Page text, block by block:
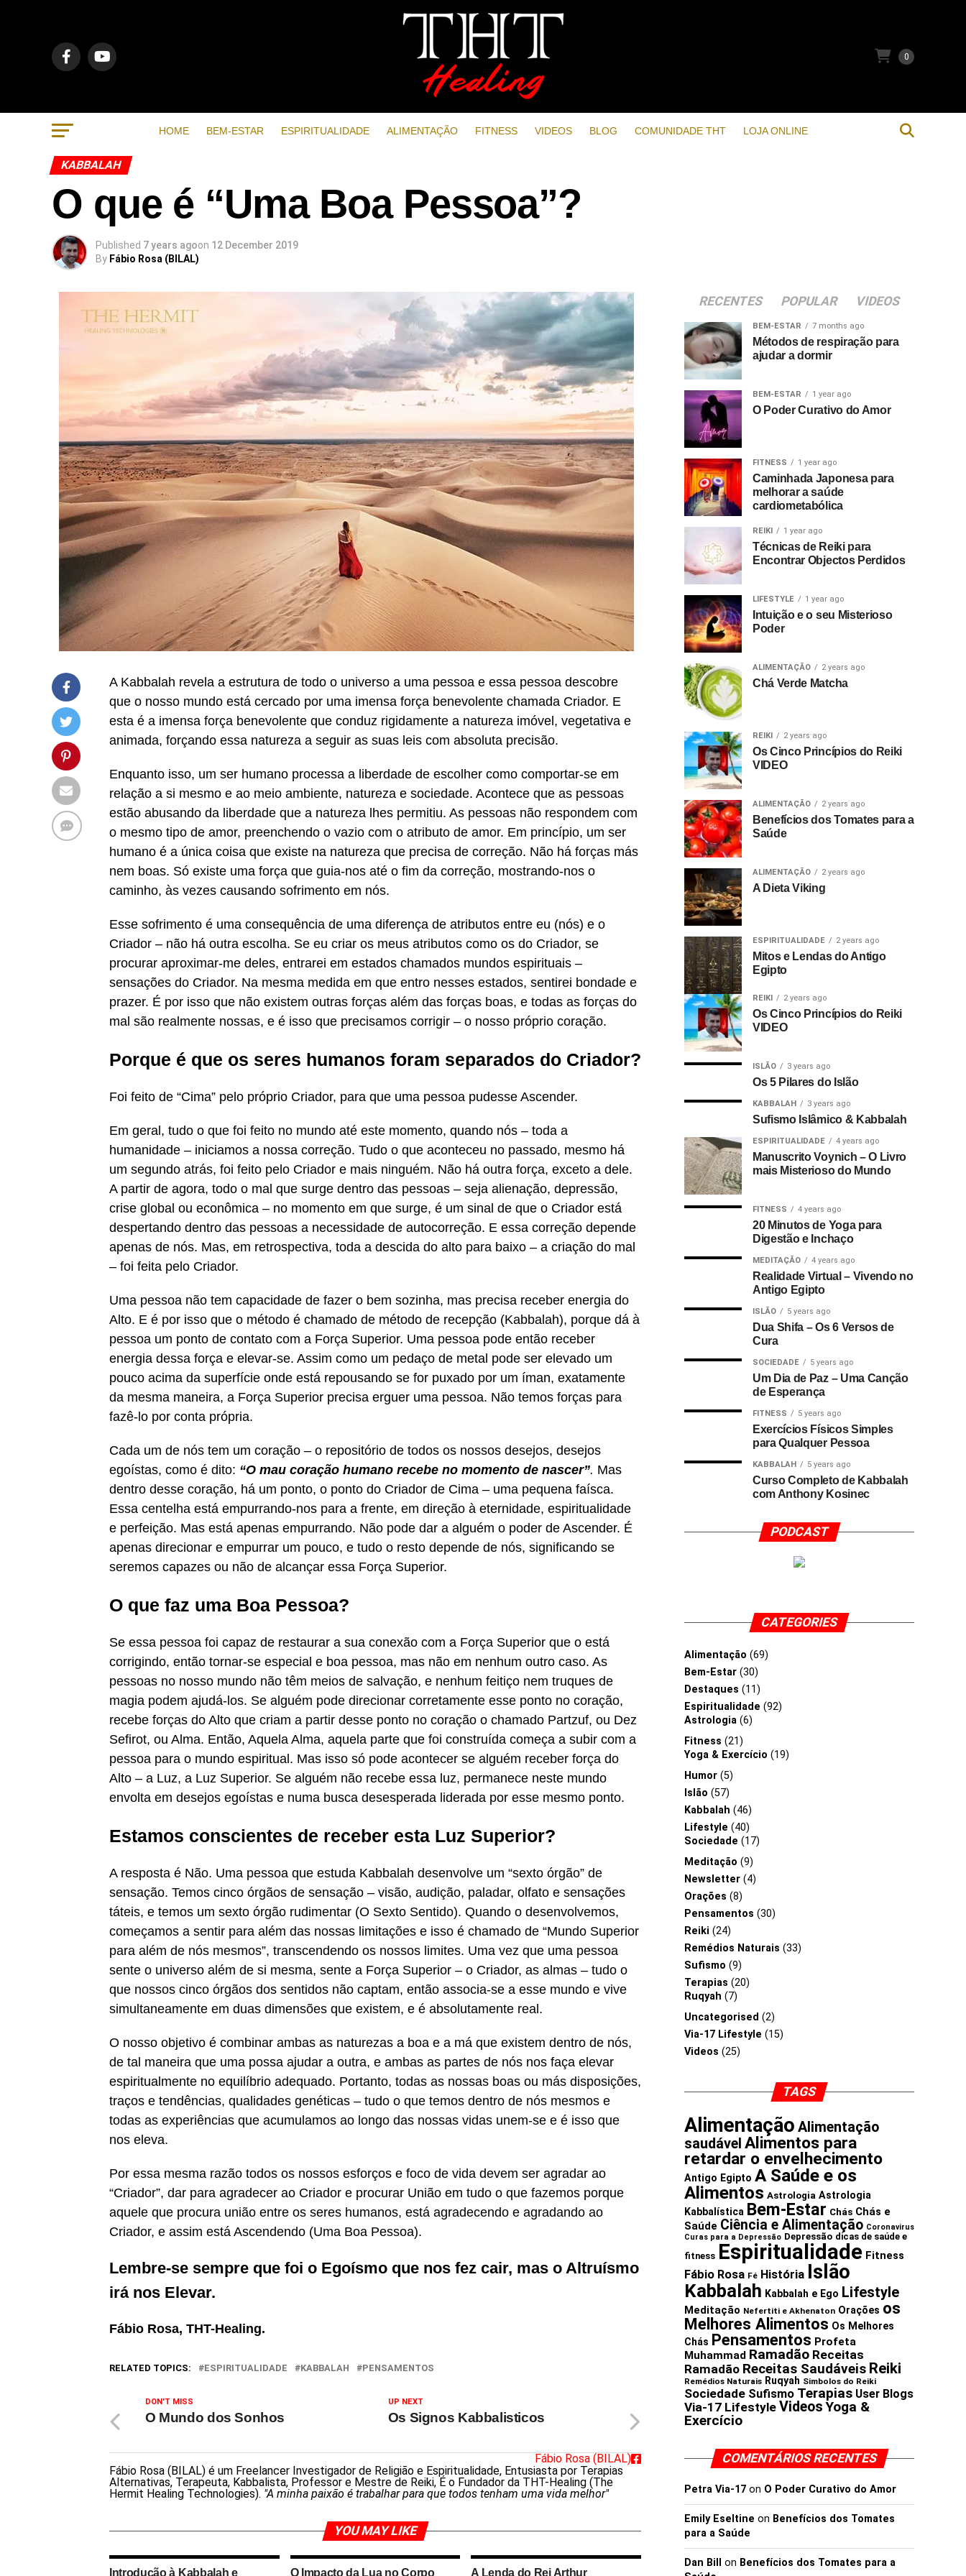
0
HOME BEM-ESTAR ESPIRITUALIDADE ALIMENTAÇÃO FITNESS VIDEOS BLOG COMUNIDADE THT LOJA ONLINE
KABBALAH
O que é “Uma Boa Pessoa”?
Published 7 years agoon 12 December 2019
By Fábio Rosa (BILAL)
A Kabbalah revela a estrutura de todo o universo a uma pessoa e essa pessoa descobre
que o nosso mundo está cercado por uma imensa força benevolente chamada Criador. E
esta é a imensa força benevolente que conduz rigidamente a natureza imóvel, vegetativa e
animada, forçando essa natureza a seguir as suas leis com absoluta precisão.
Enquanto isso, um ser humano processa a liberdade de escolher como comportar-se em
relação a si mesmo e ao meio ambiente, natureza e sociedade. Acontece que as pessoas
estão abusando da liberdade que a natureza lhes permitiu. As pessoas não respondem com
o mesmo tipo de amor, preenchendo o vazio com o atributo de amor. Em princípio, um ser
humano é a única coisa que existe na natureza que precisa de correção. Não há forças más
nem boas. Só existe uma força que guia-nos até o fim da correção, mostrando-nos o
caminho, às vezes causando sofrimento em nós.
Esse sofrimento é uma consequência de uma diferença de atributos entre eu (nós) e o
Criador – não há outra escolha. Se eu criar os meus atributos como os do Criador, se
procurar aproximar-me deles, entrarei em estados chamados mundos espirituais –
sensações do Criador. Na mesma medida em que entro nesses estados, sentirei bondade e
prazer. É por isso que não existem outras forças além das forças boas, e todas as forças do
mal são realmente nossas, e é isso que precisamos corrigir – o nosso próprio coração.
Porque é que os seres humanos foram separados do Criador?
Foi feito de “Cima” pelo próprio Criador, para que uma pessoa pudesse Ascender.
Em geral, tudo o que foi feito no mundo até este momento, quando nós – toda a
humanidade – iniciamos a nossa correção. Tudo o que aconteceu no passado, mesmo há
um segundo atrás, foi feito pelo Criador e mais ninguém. Não há outra força, exceto a dele.
A partir de agora, todo o mal que surge dentro das pessoas – seja alienação, depressão,
crise global ou econômica – no momento em que surge, é um sinal de que o Criador está
despertando dentro das pessoas a necessidade de autocorreção. E essa correção depende
apenas de nós. Mas, em retrospectiva, toda a descida do alto para baixo – a criação do mal
– foi feita pelo Criador.
Uma pessoa não tem capacidade de fazer o bem sozinha, mas precisa receber energia do
Alto. E é por isso que o método é chamado de método de recepção (Kabbalah), porque dá à
pessoa um ponto de contato com a Força Superior. Uma pessoa pode então receber
energia dessa força e elevar-se. Assim como um pedaço de metal pode ser elevado um
pouco acima da superfície onde está repousando se for puxado por um íman, exatamente
da mesma maneira, a Força Superior precisa erguer uma pessoa. Não temos forças para
fazê-lo por conta própria.
Cada um de nós tem um coração – o repositório de todos os nossos desejos, desejos
egoístas, como é dito: “O mau coração humano recebe no momento de nascer”. Mas
dentro desse coração, há um ponto, o ponto do Criador de Cima – uma pequena faísca.
Essa centelha está empurrando-nos para a frente, em direção à eternidade, espiritualidade
e perfeição. Mas está apenas empurrando. Não pode dar a alguém o poder de Ascender. É
apenas direcionar e empurrar um pouco, e tudo o resto depende de nós, significando se
seremos capazes ou não de alcançar essa Força Superior.
O que faz uma Boa Pessoa?
Se essa pessoa foi capaz de restaurar a sua conexão com a Força Superior que o está
corrigindo, então tornar-se especial e boa pessoa, mas não em nenhum outro caso. As
pessoas no nosso mundo não têm meios de salvação, e nenhum feitiço nem truques de
magia podem ajudá-los. Se alguém pode direcionar corretamente esse ponto no coração,
recebe forças do Alto que criam a partir desse ponto no coração o chamado Partzuf, ou Dez
Sefirot, ou Alma. Então, Aquela Alma, aquela parte que foi construída começa a subir com a
pessoa para o mundo espiritual. Mas isso só pode acontecer se alguém receber força do
Alto – a Luz, a Luz Superior. Se alguém não recebe essa luz, permanece neste mundo
envolta em desejos egoístas e numa busca desesperada liderada por esse mesmo ponto.
Estamos conscientes de receber esta Luz Superior?
A resposta é Não. Uma pessoa que estuda Kabbalah desenvolve um “sexto órgão” de
sensação. Temos cinco órgãos de sensação – visão, audição, paladar, olfato e sensações
táteis, e temos um sexto órgão rudimentar (O Sexto Sentido). Quando o desenvolvemos,
começamos a sentir para além das nossas limitações e isso é chamado de “Mundo Superior
para além de nós mesmos”, transcendendo os nossos limites. Uma vez que uma pessoa
sente o universo além de si mesma, sente a Força Superior – o Criador, as almas – tudo o
que nossos cinco órgãos dos sentidos não captam, então associa-se a esse mundo e vive
simultaneamente em duas dimensões que existem, e é absolutamente real.
O nosso objetivo é combinar ambas as naturezas a boa e a má que existem dentro de nós,
de tal maneira que uma possa ajudar a outra, e ambas as partes de nós nos faça elevar
espiritualmente no equilíbrio adequado. Portanto, todas as nossas boas ou más disposições,
traços e tendências, qualidades genéticas – tudo o que temos dentro de nós mesmos e
todas as experiências que acumulamos ao longo das nossas vidas unem-se e é isso que
nos eleva.
Por essa mesma razão todos os nossos esforços e foco de vida devem ser agradar ao
“Criador”, dar para agradecer ao Criador e procurar União em tudo o que fazemos porque
aquele que procura união entre os seres humanos, está agradecendo e agradando ao
Criador, e assim está Ascendendo (Uma Boa Pessoa).
Lembre-se sempre que foi o Egoísmo que nos fez cair, mas o Altruísmo
irá nos Elevar.
Fábio Rosa, THT-Healing.
RELATED TOPICS: ESPIRITUALIDADE KABBALAH PENSAMENTOS
UP NEXT
Os Signos Kabbalisticos
DON'T MISS
O Mundo dos Sonhos
Fábio Rosa (BILAL)
Fábio Rosa (BILAL) é um Freelancer Investigador de Religião e Espiritualidade, Entusiasta por Terapias
Alternativas, Terapeuta, Kabbalista, Professor e Mestre de Reiki, É o Fundador da THT-Healing (The
Hermit Healing Technologies). "A minha paixão é trabalhar para que todos tenham uma vida melhor"
YOU MAY LIKE
Introdução à Kabbalah e O Impacto da Lua no Corpo A Lenda do Rei Arthur
RECENTES POPULAR VIDEOS
BEM-ESTAR 7 months ago
Métodos de respiração para
ajudar a dormir
BEM-ESTAR 1 year ago
O Poder Curativo do Amor
FITNESS 1 year ago
Caminhada Japonesa para
melhorar a saúde
cardiometabólica
REIKI 1 year ago
Técnicas de Reiki para
Encontrar Objectos Perdidos
LIFESTYLE 1 year ago
Intuição e o seu Misterioso
Poder
ALIMENTAÇÃO 2 years ago
Chá Verde Matcha
REIKI 2 years ago
Os Cinco Princípios do Reiki
VIDEO
ALIMENTAÇÃO 2 years ago
Benefícios dos Tomates para a
Saúde
ALIMENTAÇÃO 2 years ago
A Dieta Viking
ESPIRITUALIDADE 2 years ago
Mitos e Lendas do Antigo
Egipto
REIKI 2 years ago
Os Cinco Princípios do Reiki
VIDEO
ISLÃO 3 years ago
Os 5 Pilares do Islão
KABBALAH 3 years ago
Sufismo Islâmico & Kabbalah
ESPIRITUALIDADE 4 years ago
Manuscrito Voynich – O Livro
mais Misterioso do Mundo
FITNESS 4 years ago
20 Minutos de Yoga para
Digestão e Inchaço
MEDITAÇÃO 4 years ago
Realidade Virtual – Vivendo no
Antigo Egipto
ISLÃO 5 years ago
Dua Shifa – Os 6 Versos de
Cura
SOCIEDADE 5 years ago
Um Dia de Paz – Uma Canção
de Esperança
FITNESS 5 years ago
Exercícios Físicos Simples
para Qualquer Pessoa
KABBALAH 5 years ago
Curso Completo de Kabbalah
com Anthony Kosinec
PODCAST
CATEGORIES
Alimentação (69)
Bem-Estar (30)
Destaques (11)
Espiritualidade (92)
Astrologia (6)
Fitness (21)
Yoga & Exercício (19)
Humor (5)
Islão (57)
Kabbalah (46)
Lifestyle (40)
Sociedade (17)
Meditação (9)
Newsletter (4)
Orações (8)
Pensamentos (30)
Reiki (24)
Remédios Naturais (33)
Sufismo (9)
Terapias (20)
Ruqyah (7)
Uncategorised (2)
Via-17 Lifestyle (15)
Videos (25)
TAGS
Alimentação Alimentação
saudável Alimentos para
retardar o envelhecimento
Antigo Egipto A Saúde e os
Alimentos Astrologia Astrologia
Kabbalística Bem-Estar Chás Chás e
Saúde Ciência e Alimentação Coronavirus
Curas para a Depressão Depressão dicas de saúde e
fitness Espiritualidade Fitness
Fábio Rosa Fé História Islão
Kabbalah Kabbalah e Ego Lifestyle
Meditação Nefertiti e Akhenaton Orações os
Melhores Alimentos Os Melhores
Chás Pensamentos Profeta
Muhammad Ramadão Receitas
Ramadão Receitas Saudáveis Reiki
Remédios Naturais Ruqyah Simbolos do Reiki
Sociedade Sufismo Terapias User Blogs
Via-17 Lifestyle Videos Yoga &
Exercício
COMENTÁRIOS RECENTES
Petra Via-17 on O Poder Curativo do Amor
Emily Eseltine on Benefícios dos Tomates
para a Saúde
Dan Bill on Benefícios dos Tomates para a